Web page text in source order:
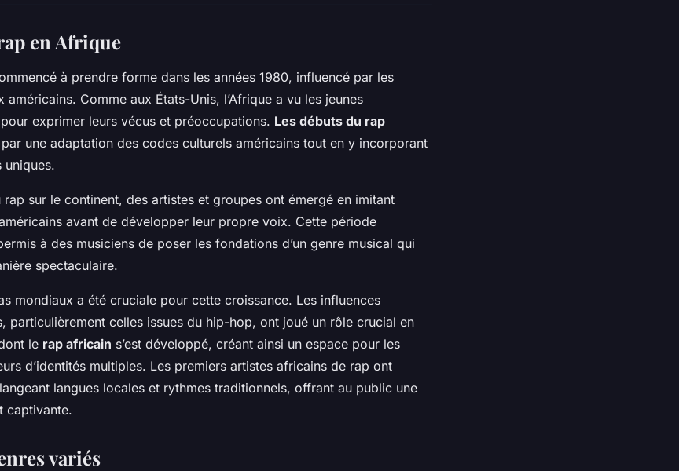
en Afrique
à prendre forme dans les années 1980, influencé par les
américains. Comme aux États-Unis, l’Afrique a vu les jeunes
exprimer leurs vécus et préoccupations. Les débuts du rap
une adaptation des codes culturels américains tout en y incorporant
uniques.
rap sur le continent, des artistes et groupes ont émergé en imitant
avant de développer leur propre voix. Cette période
à des musiciens de poser les fondations d’un genre musical qui
spectaculaire.
mondiaux a été cruciale pour cette croissance. Les influences
particulièrement celles issues du hip-hop, ont joué un rôle crucial en
le rap africain s’est développé, créant ainsi un espace pour les
d’identités multiples. Les premiers artistes africains de rap ont
langues locales et rythmes traditionnels, offrant au public une
captivante.
variés